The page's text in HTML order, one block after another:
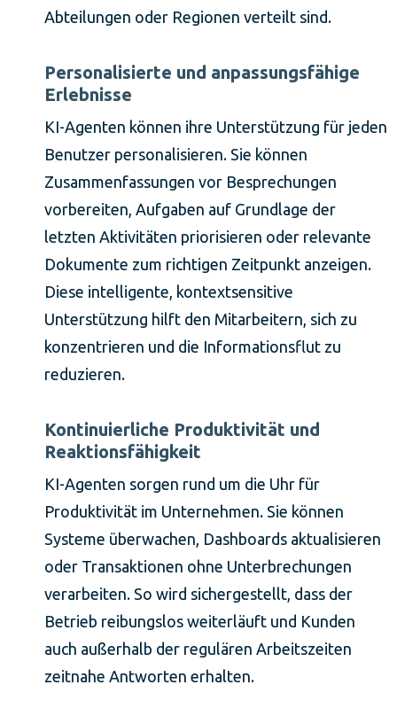
Abteilungen oder Regionen verteilt sind.
Personalisierte und anpassungsfähige
Erlebnisse
KI-Agenten können ihre Unterstützung für jeden
Benutzer personalisieren. Sie können
Zusammenfassungen vor Besprechungen
vorbereiten, Aufgaben auf Grundlage der
letzten Aktivitäten priorisieren oder relevante
Dokumente zum richtigen Zeitpunkt anzeigen.
Diese intelligente, kontextsensitive
Unterstützung hilft den Mitarbeitern, sich zu
konzentrieren und die Informationsflut zu
reduzieren.
Kontinuierliche Produktivität und
Reaktionsfähigkeit
KI-Agenten sorgen rund um die Uhr für
Produktivität im Unternehmen. Sie können
Systeme überwachen, Dashboards aktualisieren
oder Transaktionen ohne Unterbrechungen
verarbeiten. So wird sichergestellt, dass der
Betrieb reibungslos weiterläuft und Kunden
auch außerhalb der regulären Arbeitszeiten
zeitnahe Antworten erhalten.